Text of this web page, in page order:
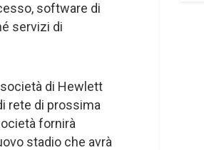
software di
servizi di
di Hewlett
rete di prossima
fornirà
stadio che avrà